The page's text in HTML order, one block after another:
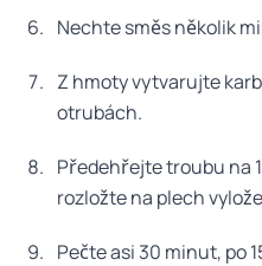
Nechte směs několik
Z hmoty vytvarujte
otrubách.
Předehřejte troubu na
rozložte na plech
Pečte asi 30 minut, po